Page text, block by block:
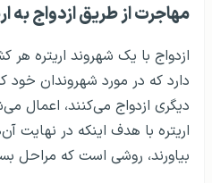
مهاجرت از طریق ازدواج به
ازدواج با یک شهروند اریتره
دارد که در مورد شهروندان
دیگری ازدواج می‌کنند، اعمال
اریتره با هدف اینکه در نهایت
بیاورند، روشی است که مراحل